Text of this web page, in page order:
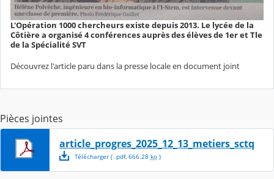
L'Opération 1000 chercheurs existe depuis 2013. Le lycée de la
Côtière a organisé 4 conférences auprès des élèves de 1er et Tle
de la Spécialité SVT
Découvrez l'article paru dans la presse locale en document joint
Pièces jointes
article_progres_2025_12_13_metiers_sctq
Télécharger( .pdf, 666.28 ko)